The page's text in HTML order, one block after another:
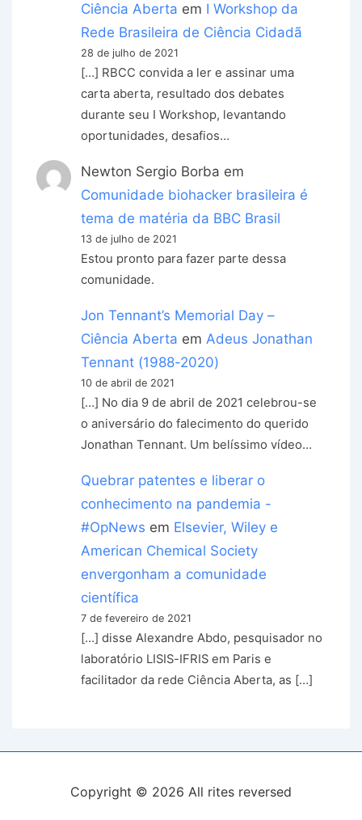
Ciência Aberta em I Workshop da
Rede Brasileira de Ciência Cidadã
28 de julho de 2021
[…] RBCC convida a ler e assinar uma
carta aberta, resultado dos debates
durante seu I Workshop, levantando
oportunidades, desafios…
Newton Sergio Borba em
Comunidade biohacker brasileira é
tema de matéria da BBC Brasil
13 de julho de 2021
Estou pronto para fazer parte dessa
comunidade.
Jon Tennant’s Memorial Day –
Ciência Aberta emAdeus Jonathan
Tennant (1988-2020)
10 de abril de 2021
[…] No dia 9 de abril de 2021 celebrou-se
o aniversário do falecimento do querido
Jonathan Tennant. Um belíssimo vídeo…
Quebrar patentes e liberar o
conhecimento na pandemia -
#OpNews em Elsevier, Wiley e
American Chemical Society
envergonham a comunidade
científica
7 de fevereiro de 2021
[…] disse Alexandre Abdo, pesquisador no
laboratório LISIS-IFRIS em Paris e
facilitador da rede Ciência Aberta, as […]
Copyright © 2026 All rites reversed